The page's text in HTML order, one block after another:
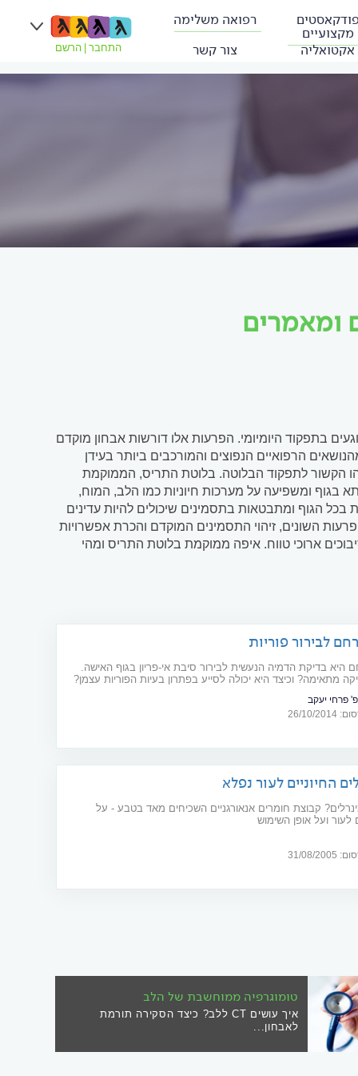
פודקאסטים
מקצועיים
רפואה משלימה
אקטואליה צור קשר התחבר הרשם
ומאמרים
בתפקוד היומיומי. הפרעות אלו דורשות אבחון מוקדם
הרפואיים הנפוצים והמורכבים ביותר בעידן
הקשור לתפקוד הבלוטה. בלוטת התריס, הממוקמת
ומשפיעה על מערכות חיוניות כמו הלב, המוח,
הגוף ומתבטאות בתסמינים שיכולים להיות עדינים
השונים, זיהוי התסמינים המוקדם והכרת אפשרויות
ארוכי טווח. איפה ממוקמת בלוטת התריס ומהי
לבירור פוריות
היא בדיקת הדמיה הנעשית לבירור סיבת אי-פריון בגוף האישה.
מתאימה? וכיצד היא יכולה לסייע בפתרון בעיות הפוריות עצמן?
פרחי יעקב
10/2014
החיוניים לעור נפלא
מהם המינרלים? קבוצת חומרים אנאורגניים השכיחים מאד בטבע - על
לעור ועל אופן השימוש
2005
טומוגרפיה ממוחשבת של הלב
איך עושים CT ללב? כיצד הסקירה תורמת
לאבחון...